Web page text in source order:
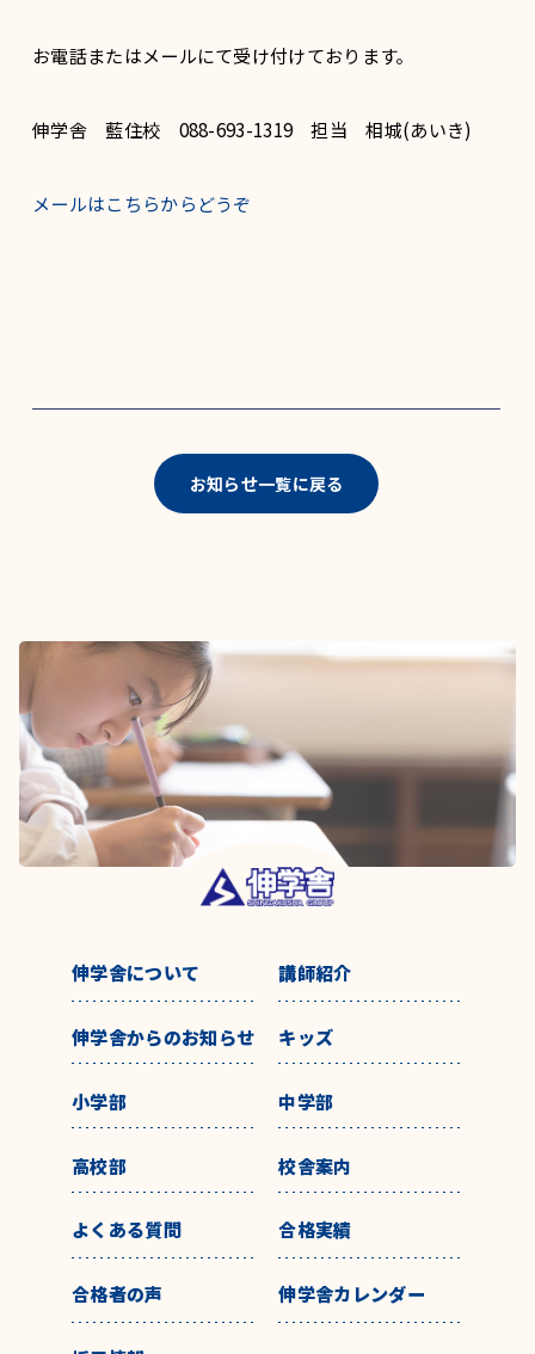
お電話またはメールにて受け付けております。
伸学舎 藍住校 088-693-1319 担当 相城(あいき)
メールはこちらからどうぞ
お知らせ一覧に戻る
伸学舎について 講師紹介
伸学舎からのお知らせ キッズ
小学部 中学部
高校部 校舎案内
よくある質問 合格実績
合格者の声 伸学舎カレンダー